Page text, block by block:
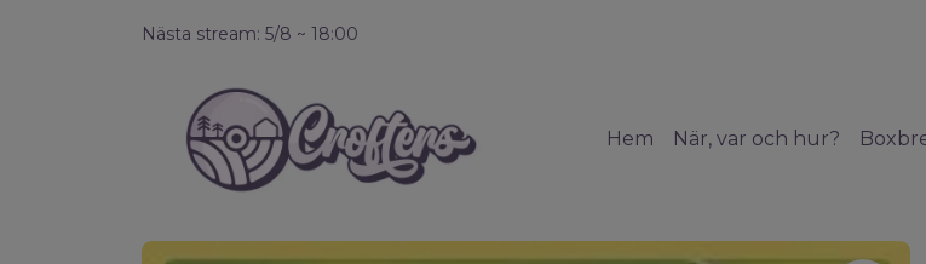
Nästa stream: 5/8 ~ 18:00
Hem När, var och hur?